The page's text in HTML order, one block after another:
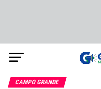
CAMPO GRANDE